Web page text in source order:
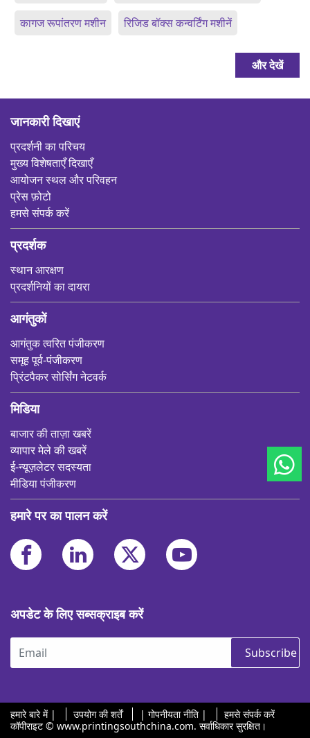
कागज रूपांतरण मशीन रिजिड बॉक्स कन्वर्टिंग मशीनें
और देखें
जानकारी दिखाएं
प्रदर्शनी का परिचय
मुख्य विशेषताएँ दिखाएँ
आयोजन स्थल और परिवहन
प्रेस फ़ोटो
हमसे संपर्क करें
प्रदर्शक
स्थान आरक्षण
प्रदर्शनियों का दायरा
आगंतुकों
आगंतुक त्वरित पंजीकरण
समूह पूर्व-पंजीकरण
प्रिंटपैकर सोर्सिंग नेटवर्क
मिडिया
बाजार की ताज़ा खबरें
व्यापार मेले की खबरें
ई-न्यूज़लेटर सदस्यता
मीडिया पंजीकरण
हमारे पर का पालन करें
अपडेट के लिए सब्सक्राइब करें
Subscribe
हमारे बारे में | उपयोग की शर्तें | गोपनीयता नीति |
हमसे संपर्क करें
कॉपीराइट © www.printingsouthchina.com. सर्वाधिकार सुरक्षित।